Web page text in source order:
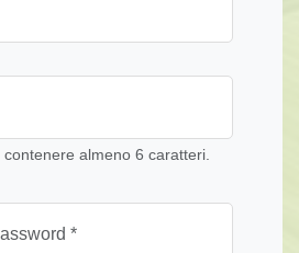
almeno 6 caratteri.